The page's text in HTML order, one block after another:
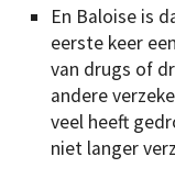
En Baloise is
eerste keer
van drugs of
andere
veel heeft
niet langer